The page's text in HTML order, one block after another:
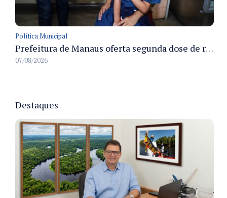
Política Municipal
Prefeitura de Manaus oferta segunda dose de reforço da vacina contra a poliomielite para crianças de 4 anos durante Campanha de Multivacinação 2026
07/08/2026
Destaques